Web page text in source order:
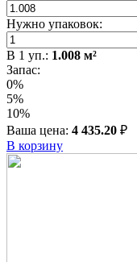
Нужно упаковок:
В 1 уп.: 1.008 м²
Запас:
0%
5%
10%
Ваша цена: 4 435.20 ₽
В корзину